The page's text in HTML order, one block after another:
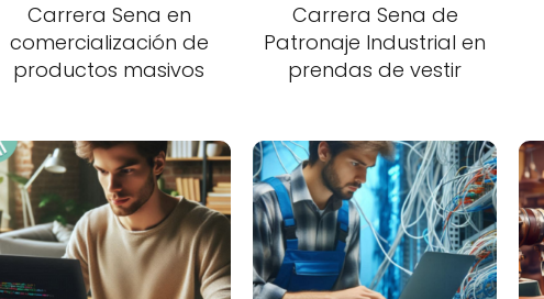
Carrera Sena en
comercialización de
productos masivos
Carrera Sena de
Patronaje Industrial en
prendas de vestir